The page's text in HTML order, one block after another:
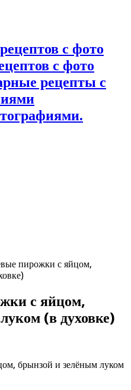
с фото
рецепты с
пирожки с яйцом,
с яйцом,
(в духовке)